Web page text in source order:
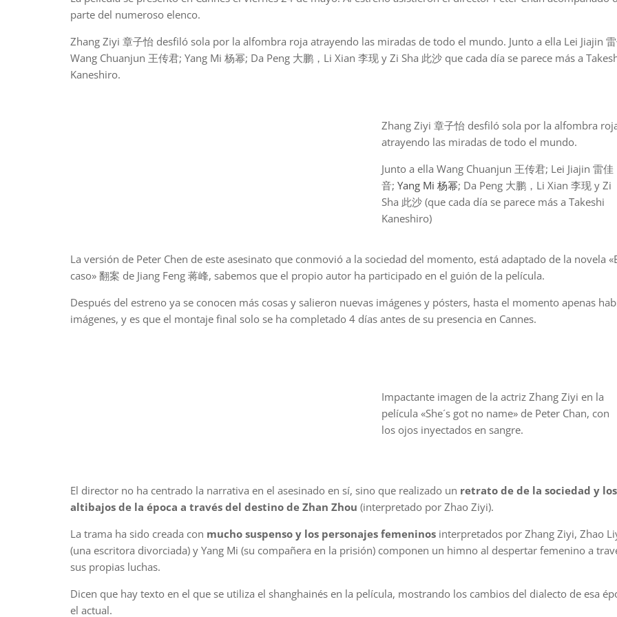
parte del numeroso elenco.
Zhang Ziyi 章子怡 desfiló sola por la alfombra roja atrayendo las miradas de todo el mundo. Junto a ella Lei Jiajin
Wang Chuanjun 王传君; Yang Mi 杨幂; Da Peng 大鹏，Li Xian 李现 y Zi Sha 此沙 que cada día se parece más a
Kaneshiro.
Zhang Ziyi 章子怡 desfiló sola por la alfombra
atrayendo las miradas de todo el mundo.
Junto a ella Wang Chuanjun 王传君; Lei Jiajin 雷佳
音;Yang Mi 杨幂; Da Peng 大鹏，Li Xian 李现 y Zi
Sha 此沙 (que cada día se parece más a Takeshi
Kaneshiro)
La versión de Peter Chen de este asesinato que conmovió a la sociedad del momento, está adaptado de la novela
caso» 翻案 de Jiang Feng 蒋峰, sabemos que el propio autor ha participado en el guión de la película.
Después del estreno ya se conocen más cosas y salieron nuevas imágenes y pósters, hasta el momento apenas
imágenes, y es que el montaje final solo se ha completado 4 días antes de su presencia en Cannes.
Impactante imagen de la actriz Zhang Ziyi en la
película «She´s got no name» de Peter Chan, con
los ojos inyectados en sangre.
El director no ha centrado la narrativa en el asesinado en sí, sino que realizado un retrato de de la sociedad y los
altibajos de la época a través del destino de Zhan Zhou (interpretado por Zhao Ziyi).
La trama ha sido creada con mucho suspenso y los personajes femeninos interpretados por Zhang Ziyi, Zhao
(una escritora divorciada) y Yang Mi (su compañera en la prisión) componen un himno al despertar femenino a
sus propias luchas.
Dicen que hay texto en el que se utiliza el shanghainés en la película, mostrando los cambios del dialecto de esa
el actual.